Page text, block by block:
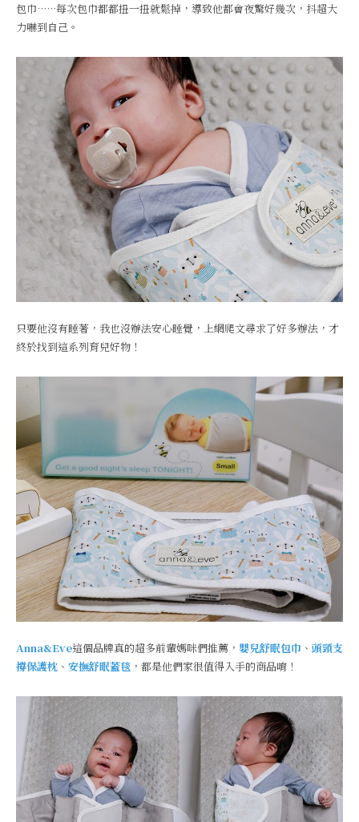
包巾……每次包巾都都扭一扭就鬆掉，導致他都會夜驚好幾次，抖超大
力嚇到自己。
只要他沒有睡著，我也沒辦法安心睡覺，上網爬文尋求了好多辦法，才
終於找到這系列育兒好物！
Anna&Eve這個品牌真的超多前輩媽咪們推薦， 嬰兒舒眠包巾 、 頭頸支
撐保護枕 、 安撫舒眠蓋毯 ，都是他們家很值得入手的商品唷！